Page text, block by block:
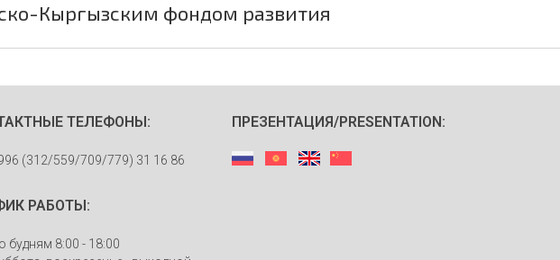
Кыргызским фондом развития
ТЕЛЕФОНЫ:
(312/559/709/779) 31 16 86
РАБОТЫ:
будням 8:00 - 18:00
ПРЕЗЕНТАЦИЯ/PRESENTATION: